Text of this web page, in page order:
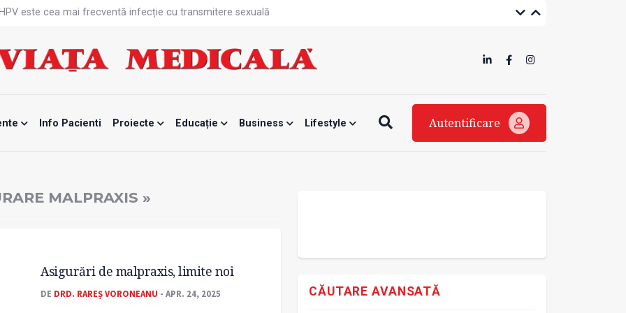
este cea mai frecventă infecție cu transmitere sexuală
blocată temporar
de la specialiști
mamei și copilului
Info Pacienti Proiecte Educație Business Lifestyle Autentificare
MALPRAXIS »
Asigurări de malpraxis, limite noi
DE DRD. RAREȘ VORONEANU - APR. 24, 2025 CĂUTARE AVANSATĂ